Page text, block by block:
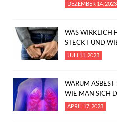
DEZEMBER 14, 2023
WAS WIRKLICH
STECKT UND
JULI 11, 2023
WARUM
WIE MAN SICH
APRIL 17, 2023